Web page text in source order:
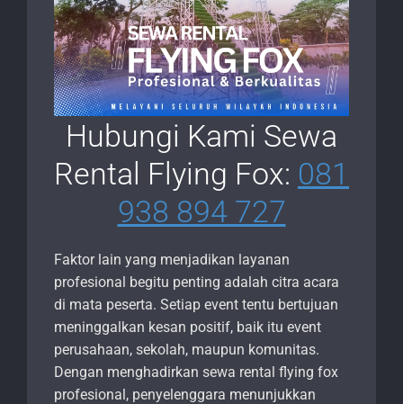
Hubungi Kami Sewa
Rental Flying Fox: 081
938 894 727
Faktor lain yang menjadikan layanan
profesional begitu penting adalah citra acara
di mata peserta. Setiap event tentu bertujuan
meninggalkan kesan positif, baik itu event
perusahaan, sekolah, maupun komunitas.
Dengan menghadirkan sewa rental flying fox
profesional, penyelenggara menunjukkan